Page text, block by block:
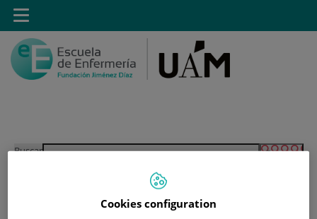
Saltar al contenido
SaltarBuscar
Toggle
navigation
ESTUDIANTES
Cookies configuration